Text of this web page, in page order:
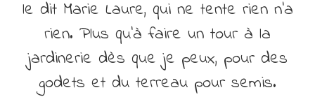
le dit Marie Laure, qui ne tente rien n’a
rien. Plus qu’à faire un tour à la
jardinerie dès que je peux, pour des
godets et du terreau pour semis.